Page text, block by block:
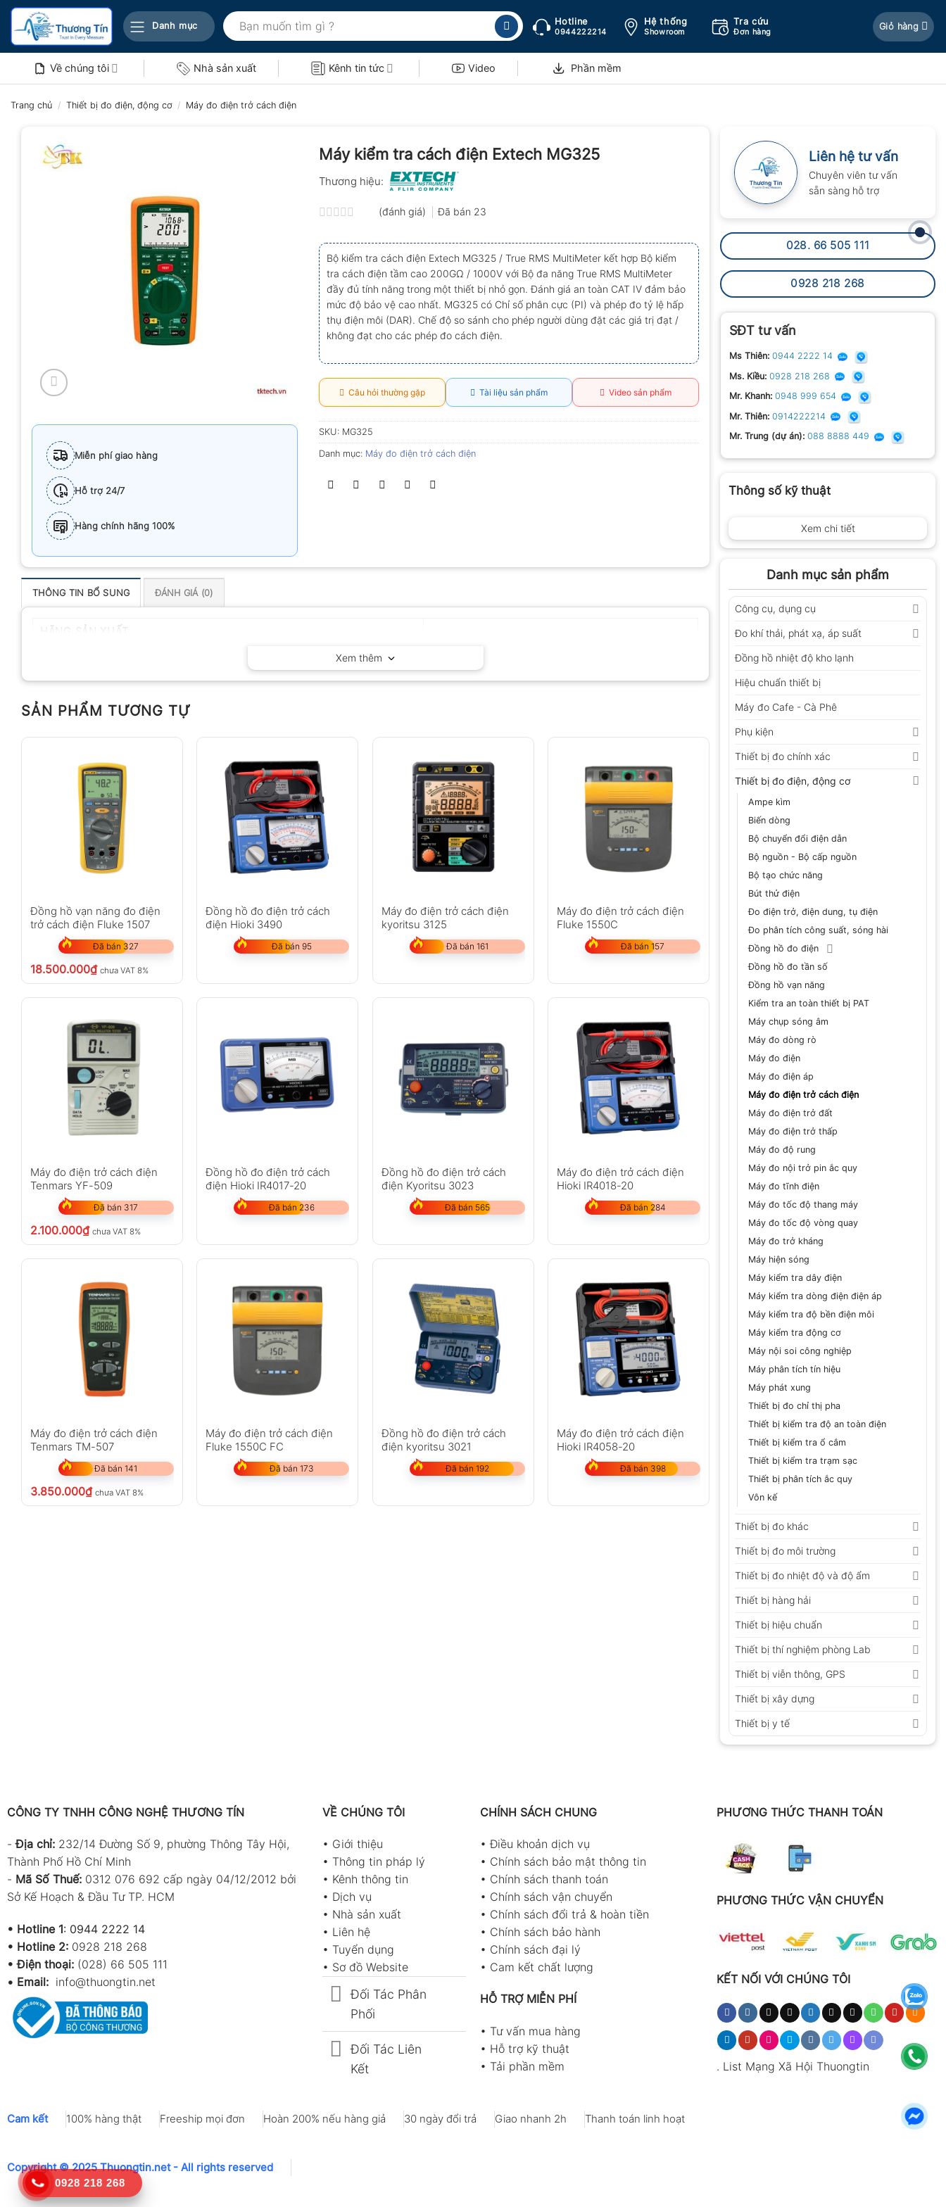
Bỏ
nội
Danh mục
Tìm
kiếm:
Hotline
0944222214
Hệ thống
Showroom
Tra cứu
Đơn hàng
Giỏ hàng
Về chúng tôi Nhà sản xuất Kênh tin tức Video Phần mềm
Trang chủ / Thiết bị đo điện, động cơ / Máy đo điện trở cách điện
Liên hệ tư vấn
Chuyên viên tư vấn
sẵn sàng hỗ trợ
028. 66 505 111
0928 218 268
SĐT tư vấn
Ms Thiên: 0944 2222 14
Ms. Kiều: 0928 218 268
Mr. Khanh: 0948 999 654
Mr. Thiên: 0914222214
Mr. Trung (dự án): 088 8888 449
Thông số kỹ thuật
Xem chi tiết
Danh mục sản phẩm
Công cụ, dụng cụ
Đo khí thải, phát xạ, áp suất
Đồng hồ nhiệt độ kho lạnh
Hiệu chuẩn thiết bị
Máy đo Cafe - Cà Phê
Phụ kiện
Thiết bị đo chính xác
Thiết bị đo điện, động cơ
Ampe kìm
Biến dòng
Bộ chuyển đổi điện dẫn
Bộ nguồn - Bộ cấp nguồn
Bộ tạo chức năng
Bút thử điện
Đo điện trở, điện dung, tụ điện
Đo phân tích công suất, sóng hài
Đồng hồ đo điện
Đồng hồ đo tần số
Đồng hồ vạn năng
Kiểm tra an toàn thiết bị PAT
Máy chụp sóng âm
Máy đo dòng rò
Máy đo điện
Máy đo điện áp
Máy đo điện trở cách điện
Máy đo điện trở đất
Máy đo điện trở thấp
Máy đo độ rung
Máy đo nội trở pin ắc quy
Máy đo tĩnh điện
Máy đo tốc độ thang máy
Máy đo tốc độ vòng quay
Máy đo trở kháng
Máy hiện sóng
Máy kiểm tra dây điện
Máy kiểm tra dòng điện điện áp
Máy kiểm tra độ bền điện môi
Máy kiểm tra động cơ
Máy nội soi công nghiệp
Máy phân tích tín hiệu
Máy phát xung
Thiết bị đo chỉ thị pha
Thiết bị kiểm tra độ an toàn điện
Thiết bị kiểm tra ổ cắm
Thiết bị kiểm tra trạm sạc
Thiết bị phân tích ắc quy
Vôn kế
Thiết bị đo khác
Thiết bị đo môi trường
Thiết bị đo nhiệt độ và độ ẩm
Thiết bị hàng hải
Thiết bị hiệu chuẩn
Thiết bị thí nghiệm phòng Lab
Thiết bị viễn thông, GPS
Thiết bị xây dựng
Thiết bị y tế
Miễn phí giao hàng
Hỗ trợ 24/7
Hàng chính hãng 100%
Máy kiểm tra cách điện Extech MG325
Thương hiệu:
xếp
hạng
0.0
5
sao
(đánh giá) Đã bán 23
Bộ kiểm tra cách điện Extech MG325 / True RMS MultiMeter kết hợp Bộ kiểm
tra cách điện tầm cao 200GΩ / 1000V với Bộ đa năng True RMS MultiMeter
đầy đủ tính năng trong một thiết bị nhỏ gọn. Đánh giá an toàn CAT IV đảm bảo
mức độ bảo vệ cao nhất. MG325 có Chỉ số phân cực (PI) và phép đo tỷ lệ hấp
thụ điện môi (DAR). Chế độ so sánh cho phép người dùng đặt các giá trị đạt /
không đạt cho các phép đo cách điện.
Câu hỏi thường gặp Tài liệu sản phẩm Video sản phẩm
SKU: MG325
Danh mục: Máy đo điện trở cách điện
THÔNG TIN BỔ SUNG ĐÁNH GIÁ (0)
Xem thêm
SẢN PHẨM TƯƠNG TỰ
Đồng hồ vạn năng đo điện
trở cách điện Fluke 1507
Đã bán 327
18.500.000₫ chưa VAT 8%
Đồng hồ đo điện trở cách
điện Hioki 3490
Đã bán 95
Máy đo điện trở cách điện
kyoritsu 3125
Đã bán 161
Máy đo điện trở cách điện
Fluke 1550C
Đã bán 157
Máy đo điện trở cách điện
Tenmars YF-509
Đã bán 317
2.100.000₫ chưa VAT 8%
Đồng hồ đo điện trở cách
điện Hioki IR4017-20
Đã bán 236
Đồng hồ đo điện trở cách
điện Kyoritsu 3023
Đã bán 565
Máy đo điện trở cách điện
Hioki IR4018-20
Đã bán 284
Máy đo điện trở cách điện
Tenmars TM-507
Đã bán 141
3.850.000₫ chưa VAT 8%
Máy đo điện trở cách điện
Fluke 1550C FC
Đã bán 173
Đồng hồ đo điện trở cách
điện kyoritsu 3021
Đã bán 192
Máy đo điện trở cách điện
Hioki IR4058-20
Đã bán 398
CÔNG TY TNHH CÔNG NGHỆ THƯƠNG TÍN
-Địa chỉ: 232/14 Đường Số 9, phường Thông Tây Hội,
Thành Phố Hồ Chí Minh
- Mã Số Thuế: 0312 076 692 cấp ngày 04/12/2012 bởi
Sở Kế Hoạch & Đầu Tư TP. HCM
• Hotline 1: 0944 2222 14
• Hotline 2: 0928 218 268
• Điện thoại: (028) 66 505 111
• Email: info@thuongtin.net
VỀ CHÚNG TÔI
• Giới thiệu
• Thông tin pháp lý
• Kênh thông tin
• Dịch vụ
• Nhà sản xuất
• Liên hệ
• Tuyển dụng
• Sơ đồ Website
Đối Tác Phân
Phối
Đối Tác Liên
Kết
CHÍNH SÁCH CHUNG
•Điều khoản dịch vụ
• Chính sách bảo mật thông tin
• Chính sách thanh toán
• Chính sách vận chuyển
• Chính sách đổi trả & hoàn tiền
• Chính sách bảo hành
• Chính sách đại lý
• Cam kết chất lượng
HỖ TRỢ MIỄN PHÍ
• Tư vấn mua hàng
• Hỗ trợ kỹ thuật
• Tải phần mềm
PHƯƠNG THỨC THANH TOÁN
PHƯƠNG THỨC VẬN CHUYỂN
KẾT NỐI VỚI CHÚNG TÔI
. List Mạng Xã Hội Thuongtin
Cam kết 100% hàng thật Freeship mọi đơn Hoàn 200% nếu hàng giả 30 ngày đổi trả Giao nhanh 2h Thanh toán linh hoạt
Copyright © 2025 Thuongtin.net - All rights reserved
0928 218 268